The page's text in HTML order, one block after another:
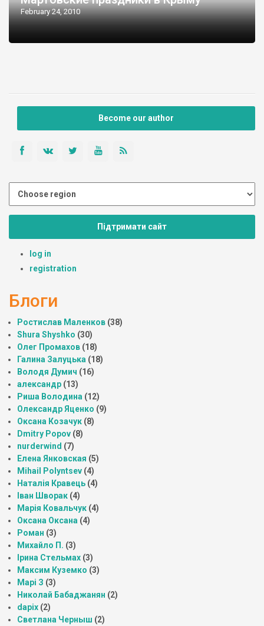
February 24, 2010
Become our author
Підтримати сайт
log in
registration
Блоги
Ростислав Маленков (38)
Shura Shyshko (30)
Олег Промахов (18)
Галина Залуцька (18)
Володя Думич (16)
александр (13)
Риша Володина (12)
Олександр Яценко (9)
Оксана Козачук (8)
Dmitry Popov (8)
nurderwind (7)
Елена Янковская (5)
Mihail Polyntsev (4)
Наталія Кравець (4)
Іван Шворак (4)
Марія Ковальчук (4)
Оксана Оксана (4)
Роман (3)
Михайло П. (3)
Ірина Стельмах (3)
Максим Куземко (3)
Марі З (3)
Николай Бабаджанян (2)
dapix (2)
Светлана Черныш (2)